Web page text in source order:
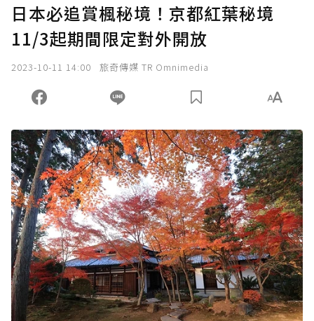
日本必追賞楓秘境！京都紅葉秘境
11/3起期間限定對外開放
2023-10-11 14:00 旅奇傳媒 TR Omnimedia